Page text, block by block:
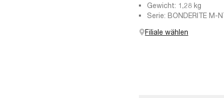
Gewicht: 1,28 kg
Serie: BONDERITE M-
Filiale wählen